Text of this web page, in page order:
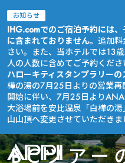
お知らせ
IHG.comでのご宿泊予約には
に含まれておりません。 追加
さい。また、当ホテルでは13
人の人数に含めてご予約くださ
ハローキティスタンプラリーの
樺の湯の7月25日よりの営業
開始に伴い、7月25日より
大浴場前を安比温泉「白樺の
山山頂へ変更させていただきま
BCツアー